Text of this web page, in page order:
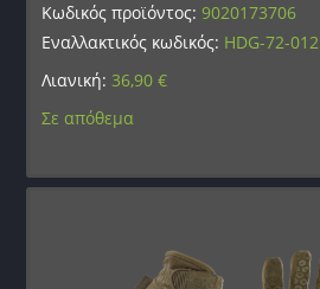
Κωδικός προϊόντος:9020173706
Εναλλακτικός κωδικός: HDG-72-012
Λιανική: 36,90€
Σε απόθεμα